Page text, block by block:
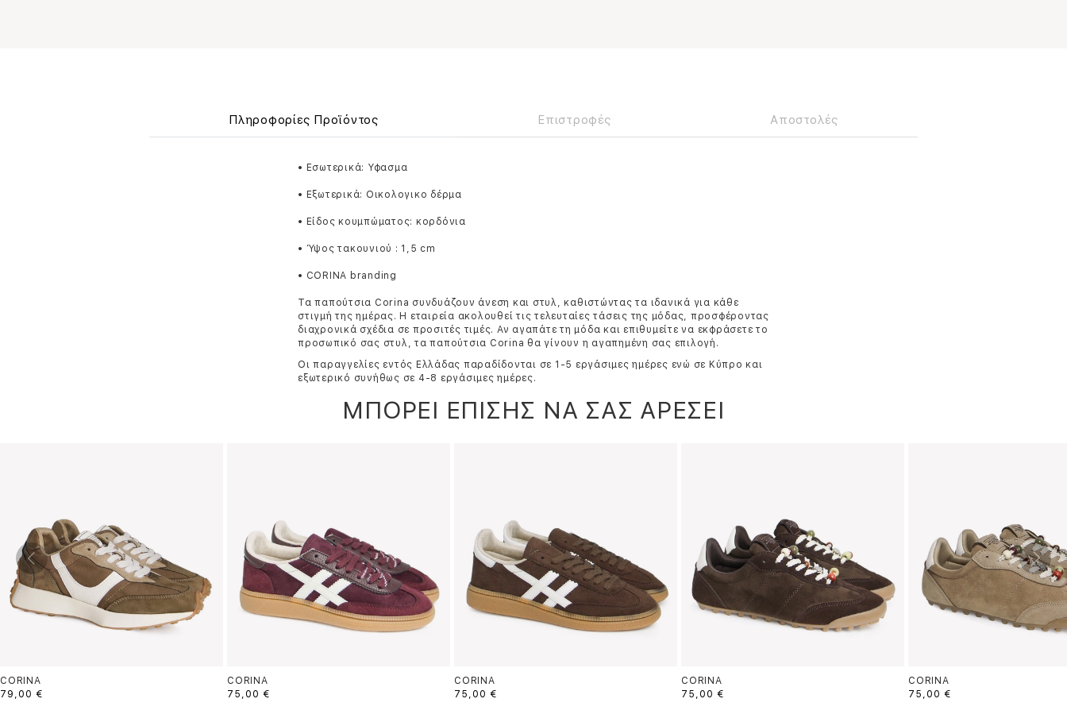
Πληροφορίες Προϊόντος Επιστροφές Αποστολές
• Εσωτερικά: Υφασμα
• Εξωτερικά: Οικολογικο δέρμα
• Είδος κουμπώματος: κορδόνια
• Ύψος τακουνιού : 1,5 cm
• CORINA branding
Τα παπούτσια Corina συνδυάζουν άνεση και στυλ, καθιστώντας τα ιδανικά για κάθε
στιγμή της ημέρας. Η εταιρεία ακολουθεί τις τελευταίες τάσεις της μόδας, προσφέροντας
διαχρονικά σχέδια σε προσιτές τιμές. Αν αγαπάτε τη μόδα και επιθυμείτε να εκφράσετε το
προσωπικό σας στυλ, τα παπούτσια Corina θα γίνουν η αγαπημένη σας επιλογή.
Οι παραγγελίες εντός Ελλάδας παραδίδονται σε 1-5 εργάσιμες ημέρες ενώ σε Κύπρο και
εξωτερικό συνήθως σε 4-8 εργάσιμες ημέρες.
ΜΠΟΡΕΙ ΕΠΙΣΗΣ ΝΑ ΣΑΣ ΑΡΕΣΕΙ
CORINA
79,00 €
CORINA
75,00 €
CORINA
75,00 €
CORINA
75,00 €
CORINA
75,00 €